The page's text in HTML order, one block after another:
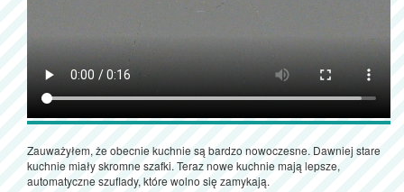
Zauważyłem, że obecnie kuchnie są bardzo nowoczesne. Dawniej stare
kuchnie miały skromne szafki. Teraz nowe kuchnie mają lepsze,
automatyczne szuflady, które wolno się zamykają.